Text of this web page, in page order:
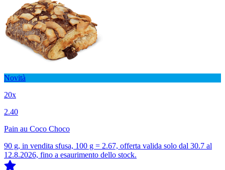
Novità
20x
2.40
Pain au Coco Choco
90 g, in vendita sfusa, 100 g = 2.67, offerta valida solo dal 30.7 al
12.8.2026, fino a esaurimento dello stock.